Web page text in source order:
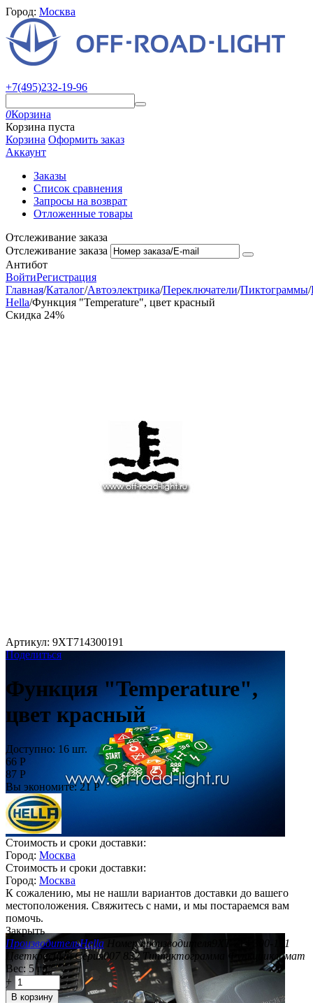
Город: Москва
+7(495)232-19-96
0Корзина
Корзина пуста
Корзина Оформить заказ
Аккаунт
Заказы
Список сравнения
Запросы на возврат
Отложенные товары
Отслеживание заказа
Отслеживание заказа
Антибот
ВойтиРегистрация
Главная/Каталог/Автоэлектрика/Переключатели/Пиктограммы/
Hella/Функция "Temperature", цвет красный
Скидка 24%
Артикул: 9XT714300191
Поделиться
Функция "Temperature",
цвет красный
Доступно: 16 шт.
66 Р
87 Р
Вы экономите: 21 Р
Стоимость и сроки доставки:
Город: Москва
Стоимость и сроки доставки:
Город: Москва
К сожалению, мы не нашли вариантов доставки до вашего
местоположения. Свяжитесь с нами, и мы постараемся вам
помочь.
Закрыть
ПроизводительHella Номер производителя
9XT 714 300-191
Цветкрасный Серия007 832 Типпиктограмма Функцииклимат
Вес: 5 гр
+
−
В корзину